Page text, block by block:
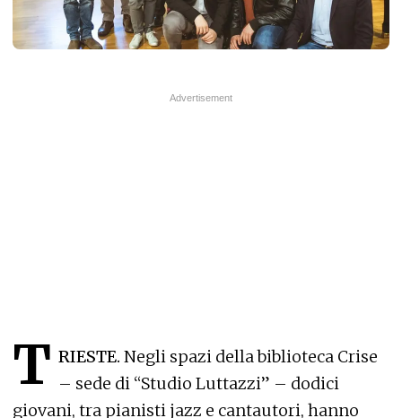
T RIESTE. Negli spazi della biblioteca Crise
– sede di “Studio Luttazzi” – dodici
giovani, tra pianisti jazz e cantautori, hanno